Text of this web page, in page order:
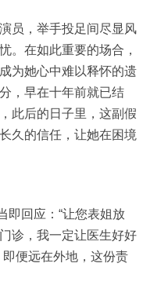
员，举手投足间尽显风
。在如此重要的场合，
为她心中难以释怀的遗
，早在十年前就已结
此后的日子里，这副假
久的信任，让她在困境
即回应：“让您表姐放
诊，我一定让医生好好
便远在外地，这份责